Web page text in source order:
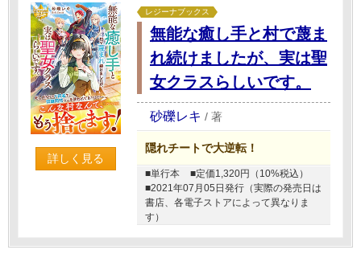
詳しく見る
レジーナブックス
無能な癒し手と村で蔑ま
れ続けましたが、実は聖
女クラスらしいです。
砂礫レキ / 著
隠れチートで大逆転！
■単行本
■定価1,320円（10%税込）
■2021年07月05日発行（実際の発売日は
書店、各電子ストアによって異なりま
す）